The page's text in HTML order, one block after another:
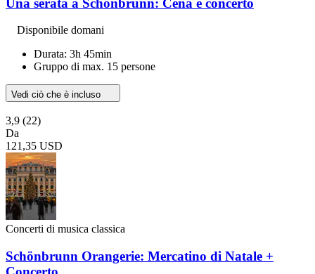
Disponibile domani
Durata: 3h 45min
Gruppo di max. 15 persone
Vedi ciò che è incluso
3,9 (22)
Da
121,35 USD
Concerti di musica classica
Schönbrunn Orangerie: Mercatino di Natale +